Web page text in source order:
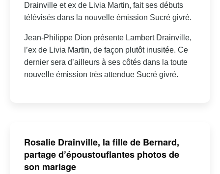
Drainville et ex de Livia Martin, fait ses débuts
télévisés dans la nouvelle émission Sucré givré.
Jean-Philippe Dion présente Lambert Drainville,
l’ex de Livia Martin, de façon plutôt inusitée. Ce
dernier sera d’ailleurs à ses côtés dans la toute
nouvelle émission très attendue Sucré givré.
Rosalie Drainville, la fille de Bernard,
partage d’époustouflantes photos de
son mariage